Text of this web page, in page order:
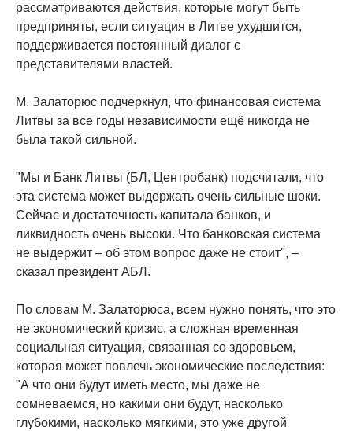
рассматриваются действия, которые могут быть
предприняты, если ситуация в Литве ухудшится,
поддерживается постоянный диалог с
представителями властей.
М. Залаторюс подчеркнул, что финансовая система
Литвы за все годы независимости ещё никогда не
была такой сильной.
"Мы и Банк Литвы (БЛ, Центробанк) подсчитали, что
эта система может выдержать очень сильные шоки.
Сейчас и достаточность капитала банков, и
ликвидность очень высоки. Что банковская система
не выдержит – об этом вопрос даже не стоит", –
сказал президент АБЛ.
По словам М. Залаторюса, всем нужно понять, что это
не экономический кризис, а сложная временная
социальная ситуация, связанная со здоровьем,
которая может повлечь экономические последствия:
"А что они будут иметь место, мы даже не
сомневаемся, но какими они будут, насколько
глубокими, насколько мягкими, это уже другой